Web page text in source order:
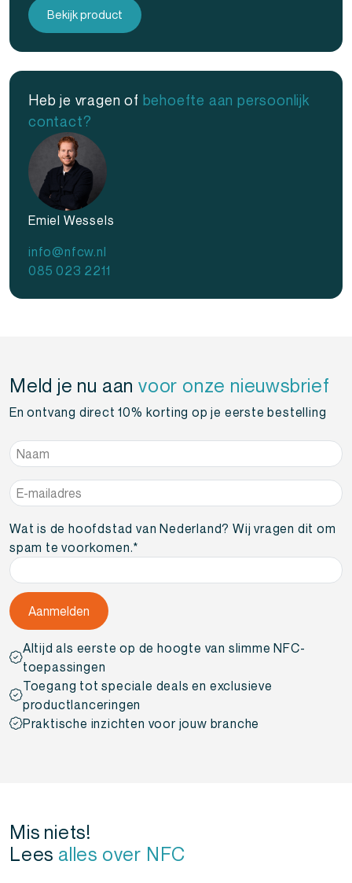
Bekijk product
Heb je vragen of behoefte aan persoonlijk
contact?
Emiel Wessels
info@nfcw.nl
085 023 2211
Meld je nu aanvoor onze nieuwsbrief
En ontvang direct 10% korting op je eerste bestelling
Naam*
E-
mailadres*
Wat is de hoofdstad van Nederland? Wij vragen dit om
spam te voorkomen.*
Altijd als eerste op de hoogte van slimme NFC-
toepassingen
Toegang tot speciale deals en exclusieve
productlanceringen
Praktische inzichten voor jouw branche
Mis niets!
Lees alles over NFC